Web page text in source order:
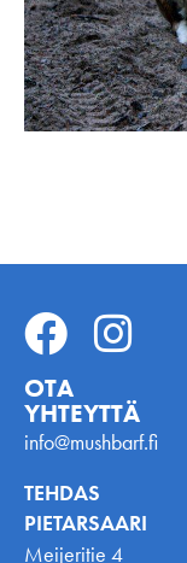
OTA
YHTEYTTÄ
info@mushbarf.fi
TEHDAS
PIETARSAARI
Meijeritie 4